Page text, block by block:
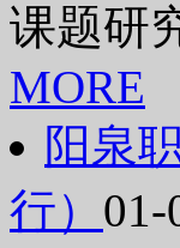
课题研
MORE
阳泉
行） 01-